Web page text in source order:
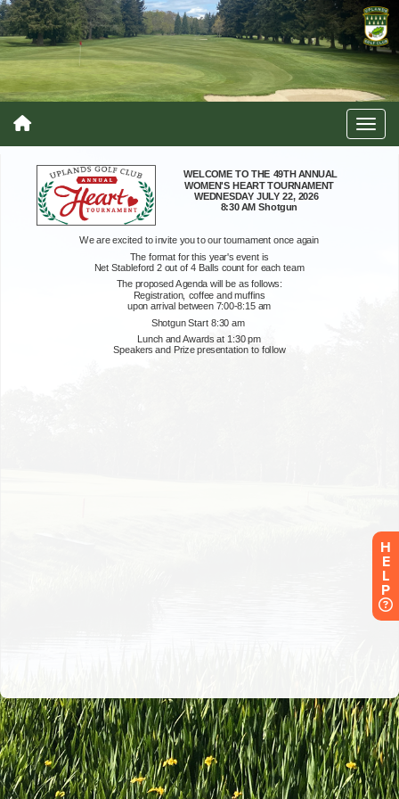
H
E
L
P